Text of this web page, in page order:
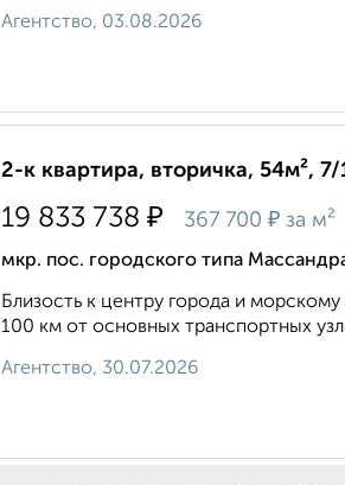
Агентство, 03.08.2026
2-к квартира, вторичка, 54м²,
19 833 738 ₽ 367 700 ₽ за м²
мкр. пос. городского типа
Близость к центру города и
100 км от основных транспортных
Агентство, 30.07.2026